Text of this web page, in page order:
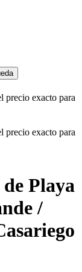
precio exacto para
precio exacto para
Playa
/